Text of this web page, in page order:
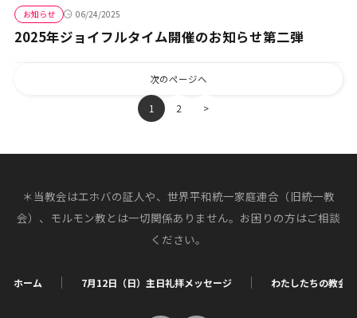
お知らせ 06/24/2025
2025年ジョイフルタイム開催のお知らせ第二弾
次のページへ
1 2 >
＊当教会はエホバの証人や、世界平和統一家庭連合（旧統一教
会）、モルモン教とは一切関係ありません。お困りの方はご相談
ください。
ホーム 7月12日（日）主日礼拝メッセージ わたしたちの教会